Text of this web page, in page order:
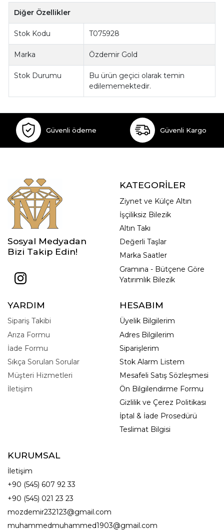
Diğer Özellikler
Stok Kodu T075928
Marka Özdemir Gold
Stok Durumu
Bu ürün geçici olarak temin
edilememektedir.
Güvenli ödeme Güvenli Kargo
Sosyal Medyadan
Bizi Takip Edin!
KATEGORİLER
Ziynet ve Külçe Altın
İşçiliksiz Bilezik
Altın Takı
Değerli Taşlar
Marka Saatler
Gramına - Bütçene Göre
Yatırımlık Bilezik
YARDIM
Sipariş Takibi
Arıza Formu
İade Formu
Sıkça Sorulan Sorular
Müşteri Hizmetleri
İletişim
HESABIM
Üyelik Bilgilerim
Adres Bilgilerim
Siparişlerim
Stok Alarm Listem
Mesafeli Satış Sözleşmesi
Ön Bilgilendirme Formu
Gizlilik ve Çerez Politikası
İptal & İade Prosedürü
Teslimat Bilgisi
KURUMSAL
İletişim
+90 (545) 607 92 33
+90 (545) 021 23 23
mozdemir232123@gmail.com
muhammedmuhammed1903@gmail.com